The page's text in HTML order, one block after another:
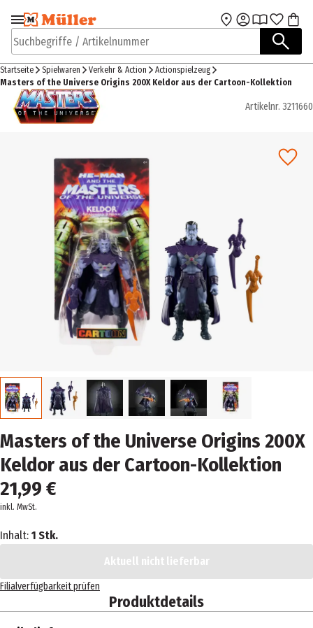
Zur Navigation
springen
Zum Hauptinhalt
Suchbegriffe / Artikelnummer
Startseite Spielwaren Verkehr & Action
Actionspielzeug
Masters of the Universe Origins 200X Keldor aus der Cartoon-Kollektion
Artikelnr. 3211660
Masters of the Universe Origins 200X
Keldor aus der Cartoon-Kollektion
21,99 €
inkl. MwSt.
Inhalt: 1 Stk.
Aktuell nicht lieferbar
Filialverfügbarkeit prüfen
Produktdetails